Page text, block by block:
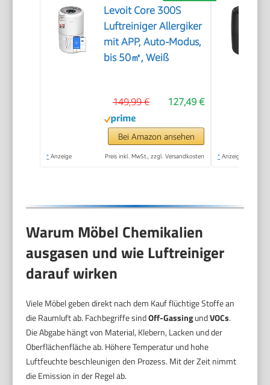
Levoit Core 300S
Luftreiniger Allergiker
mit APP, Auto-Modus,
bis 50㎡, Weiß
127,49 €
149,99 €
Bei Amazon ansehen
* Anzeige Preis inkl. MwSt., zzgl. Versandkosten * Anzeige
Warum Möbel Chemikalien
ausgasen und wie Luftreiniger
darauf wirken
Viele Möbel geben direkt nach dem Kauf flüchtige Stoffe an
die Raumluft ab. Fachbegriffe sindOff-GassingundVOCs.
Die Abgabe hängt von Material, Klebern, Lacken und der
Oberflächenfläche ab. Höhere Temperatur und hohe
Luftfeuchte beschleunigen den Prozess. Mit der Zeit nimmt
die Emission in der Regel ab.